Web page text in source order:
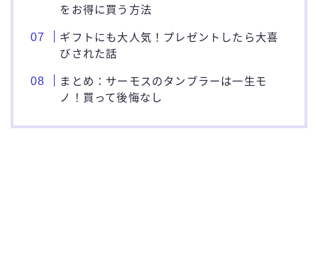
をお得に買う方法
ギフトにも大人気！プレゼントしたら大喜
びされた話
まとめ：サーモスのタンブラーは一生モ
ノ！買って後悔なし